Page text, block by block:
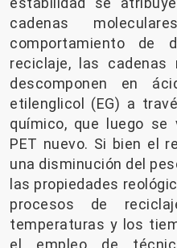
cadenas
comportamiento de
reciclaje, las cadenas
descomponen en
etilenglicol (EG) a
químico, que luego se
PET nuevo. Si bien el
una disminución del
las propiedades
procesos de
temperaturas y los
el empleo de